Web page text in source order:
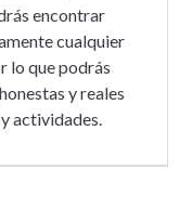
encontrar
cualquier
lo que podrás
y reales
actividades.